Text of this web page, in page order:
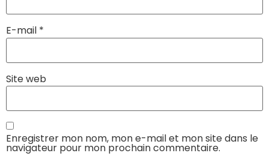
E-mail *
Site web
Enregistrer mon nom, mon e-mail et mon site dans le
navigateur pour mon prochain commentaire.